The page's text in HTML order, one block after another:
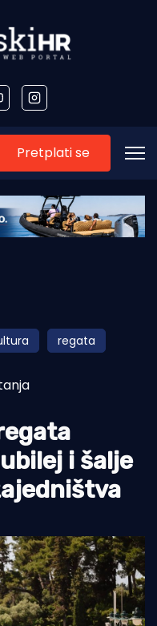
Pretplati se
regata
i šalje